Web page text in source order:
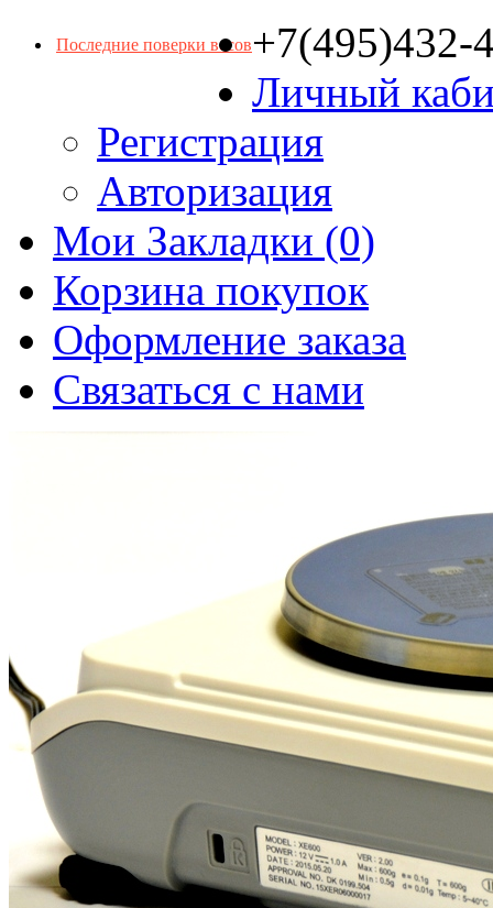
Последние поверки весов+7(495)432-
Личный
Регистрация
Авторизация
Мои Закладки (0)
Корзина покупок
Оформление заказа
Связаться с нами